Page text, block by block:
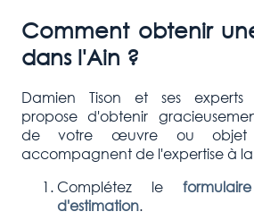
Comment obtenir
dans l'Ain ?
Damien Tison et ses experts
propose d'obtenir
de votre œuvre ou
accompagnent de l'expertise à
Complétez le
d'estimation.